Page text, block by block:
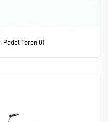
Teren 01